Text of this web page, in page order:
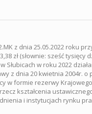
z dnia 25.05.2022 roku
zł (słownie: sześć tysięcy
w roku 2022
z dnia 20 kwietnia 2004r.
w formie rezerwy
kształcenia
i instytucjach rynku